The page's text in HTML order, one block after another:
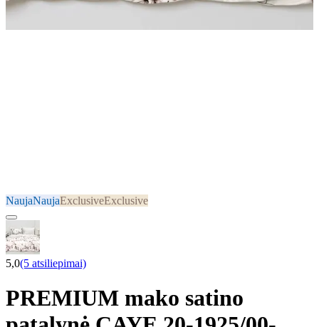
NaujaNaujaExclusiveExclusive
5,0(5 atsiliepimai)
PREMIUM mako satino